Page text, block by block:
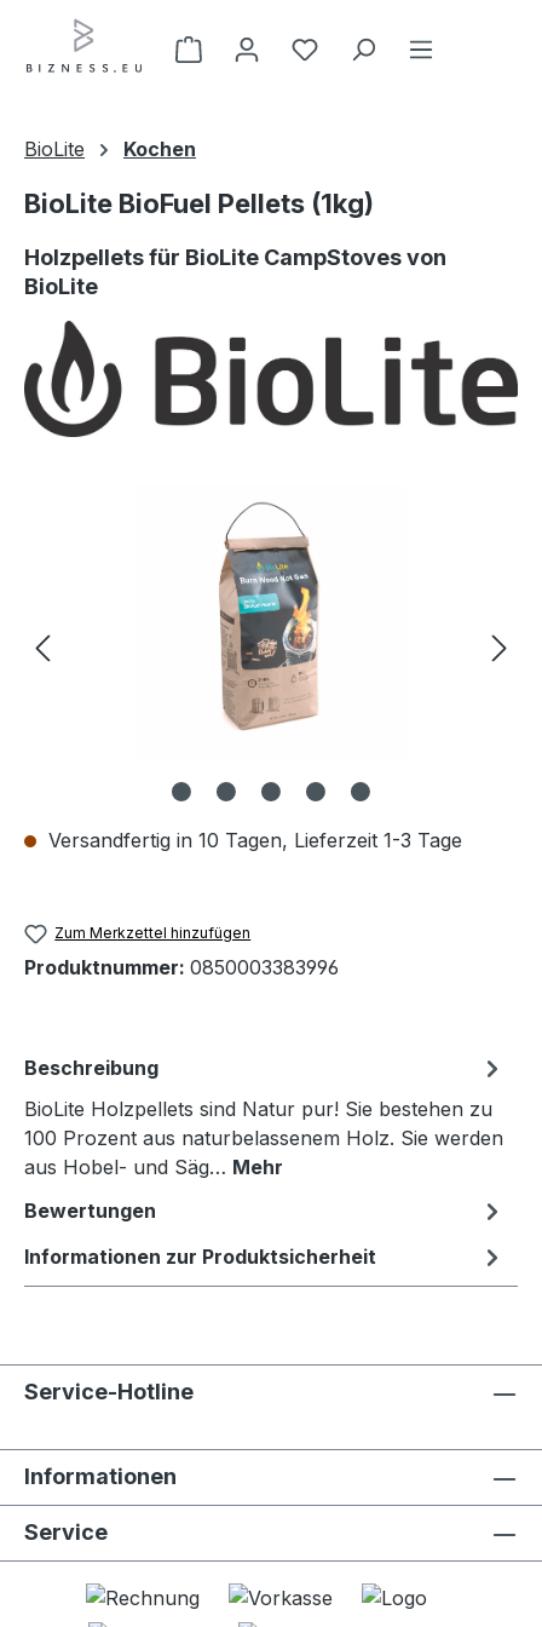
Zum Hauptinhalt springen
BioLite Kochen
BioLite BioFuel Pellets (1kg)
Holzpellets für BioLite CampStoves von
BioLite
Bildergalerie überspringen
Versandfertig in 10 Tagen, Lieferzeit 1-3 Tage
Zum Merkzettel hinzufügen
Produktnummer: 0850003383996
Beschreibung
BioLite Holzpellets sind Natur pur! Sie bestehen zu
100 Prozent aus naturbelassenem Holz. Sie werden
aus Hobel- und Säg… Mehr
Bewertungen
Informationen zur Produktsicherheit
Service-Hotline
Informationen
Service